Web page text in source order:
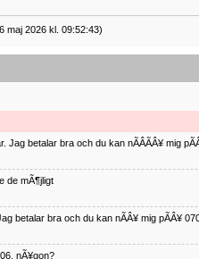
maj 2026 kl. 09:52:43)
Jag betalar bra och du kan nÃÂÃÂ¥ mig
de mÃ¶jligt
betalar bra och du kan nÃÂ¥ mig pÃÂ¥
nÃ¥gon?